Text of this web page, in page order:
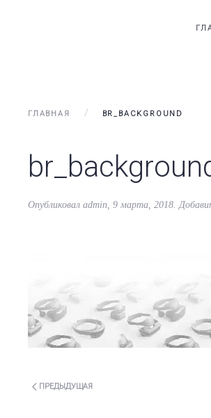
ГЛАВНАЯ BR_BACKGROUND
Опубликовал admin, 9 марта, 2018.
ПРЕДЫДУЩАЯ